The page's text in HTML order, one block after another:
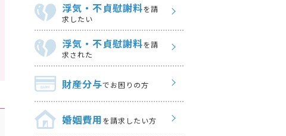
浮気・不貞慰謝料を請
求したい
浮気・不貞慰謝料を請
求された
財産分与でお困りの方
婚姻費用を請求したい方